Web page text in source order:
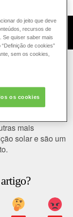
mais
solar e são um
do jeito que deve
recursos de
Se quiser saber mais
de cookies”
sem os cookies,
os cookies